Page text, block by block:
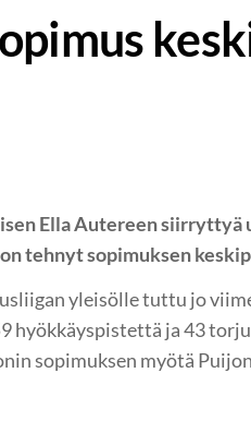
Ella Autereen siirryttyä
tehnyt sopimuksen
yleisölle tuttu jo
hyökkäyspistettä ja 43
sopimuksen myötä